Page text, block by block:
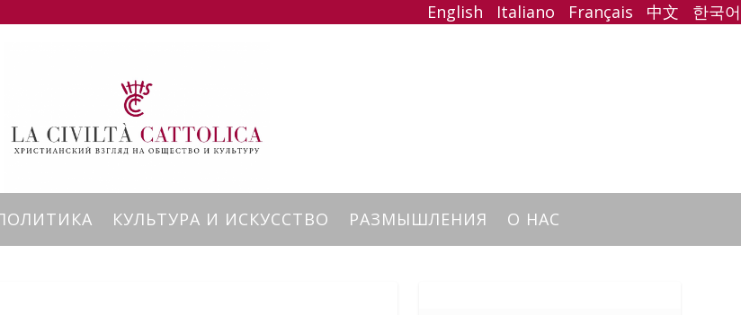
English Italiano Français 中文 한국어
КУЛЬТУРА И ИСКУССТВО РАЗМЫШЛЕНИЯ О НАС